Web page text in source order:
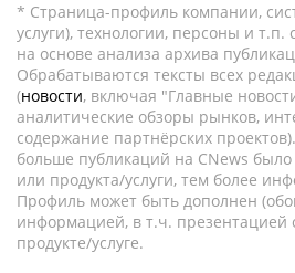
* Страница-профиль компании,
услуги), технологии, персоны и т.п.
на основе анализа архива
Обрабатываются тексты всех
(новости, включая "Главные
аналитические обзоры рынков,
содержание партнёрских
больше публикаций на CNews
или продукта/услуги, тем более
Профиль может быть дополнен
информацией, в т.ч. презентацией
продукте/услуге.